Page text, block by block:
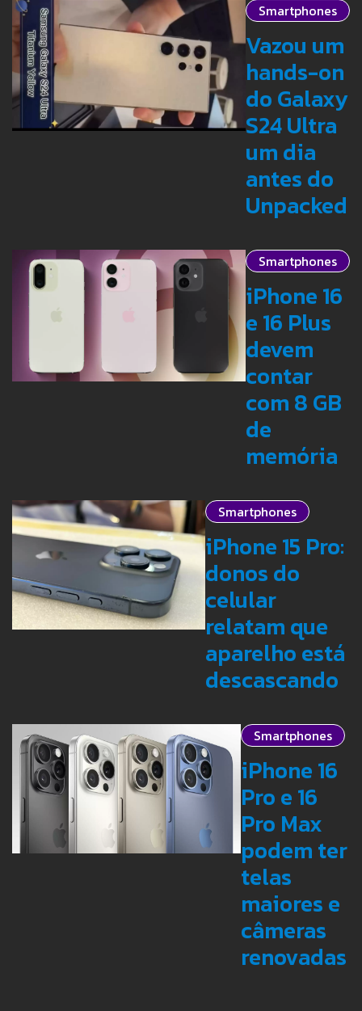
Smartphones
Vazou um
hands-on
do Galaxy
S24 Ultra
um dia
antes do
Unpacked
Smartphones
iPhone 16
e 16 Plus
devem
contar
com 8 GB
de
memória
Smartphones
iPhone 15 Pro:
donos do
celular
relatam que
aparelho está
descascando
Smartphones
iPhone 16
Pro e 16
Pro Max
podem ter
telas
maiores e
câmeras
renovadas